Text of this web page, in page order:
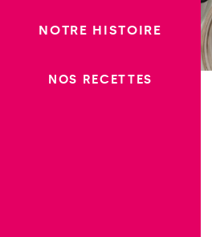
NOTRE HISTOIRE
NOS RECETTES